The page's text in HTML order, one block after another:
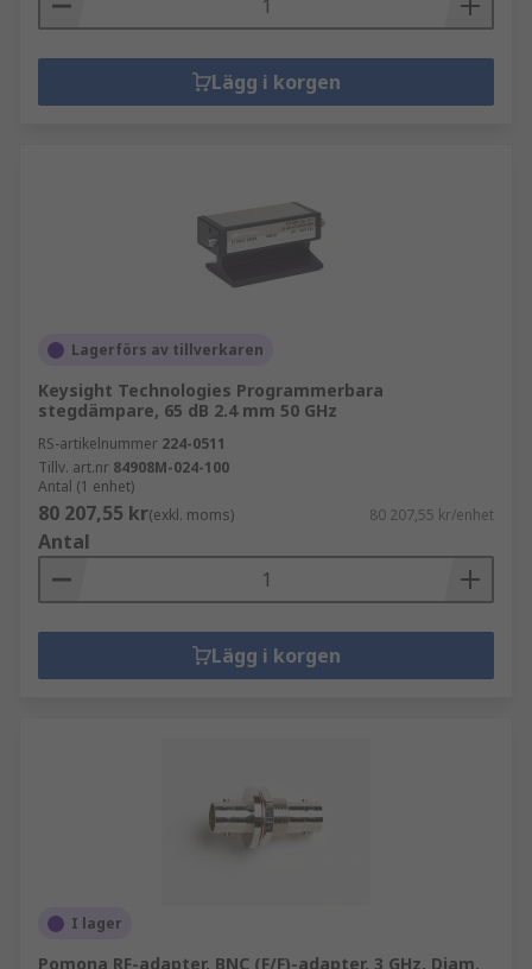
Lägg i korgen
Lagerförs av tillverkaren
Keysight Technologies Programmerbara
stegdämpare, 65 dB 2.4 mm 50 GHz
RS-artikelnummer 224-0511
Tillv. art.nr 84908M-024-100
Antal (1 enhet)
80 207,55 kr(exkl. moms) 80 207,55 kr/enhet
Antal
Lägg i korgen
I lager
Pomona RF-adapter, BNC (F/F)-adapter, 3 GHz, Diam.